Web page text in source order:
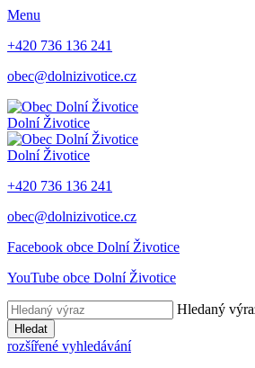
Menu
+420 736 136 241
obec@dolnizivotice.cz
Dolní Životice
Dolní Životice
+420 736 136 241
obec@dolnizivotice.cz
Facebook obce Dolní Životice
YouTube obce Dolní Životice
Hledaný
Hledat
rozšířené vyhledávání